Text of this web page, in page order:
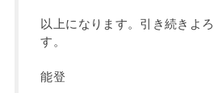
以上になります。引き続きよ
す。
能登